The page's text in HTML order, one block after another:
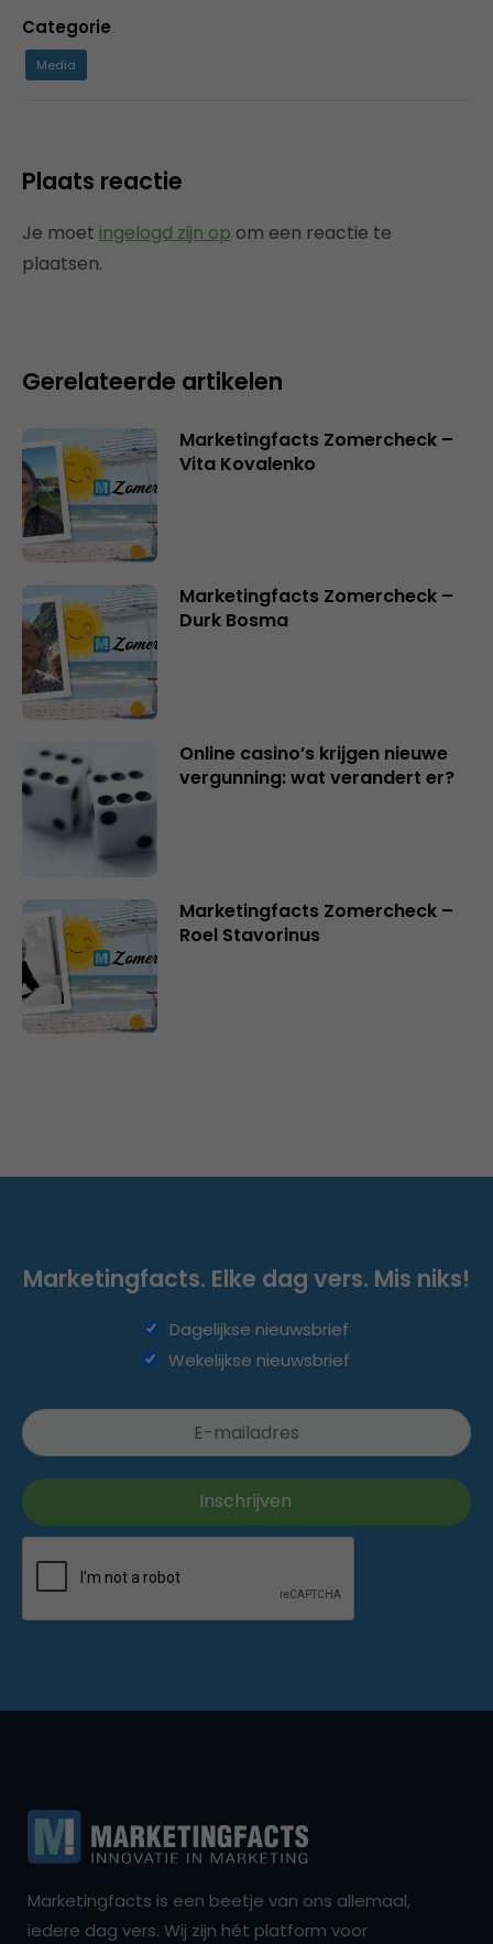
Categorie
Media
Plaats reactie
Je moet ingelogd zijn op om een reactie te
plaatsen.
Gerelateerde artikelen
Marketingfacts Zomercheck –
Vita Kovalenko
Marketingfacts Zomercheck –
Durk Bosma
Online casino’s krijgen nieuwe
vergunning: wat verandert er?
Marketingfacts Zomercheck –
Roel Stavorinus
Marketingfacts. Elke dag vers. Mis niks!
Dagelijkse nieuwsbrief
Wekelijkse nieuwsbrief
Marketingfacts is een beetje van ons allemaal,
iedere dag vers. Wij zijn hét platform voor